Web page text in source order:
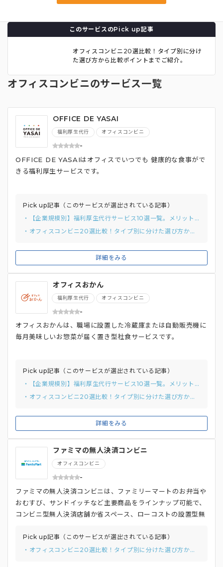
このサービスのPick up記事
オフィスコンビニ20選比較！タイプ別に分け
た選び方から比較ポイントまでご紹介。
オフィスコンビニのサービス一覧
OFFICE DE YASAI
福利厚生代行 オフィスコンビニ
-
詳細をみる
OFFICE DE YASAIはオフィスでいつでも 健康的な食事がで
きる福利厚生サービスです。
Pick up記事（このサービスが選出されている記事）
・【企業規模別】福利厚生代行サービス10選一覧。メリットや選び方のポイントを徹底解説
・オフィスコンビニ20選比較！タイプ別に分けた選び方から比較ポイントまでご紹介。
オフィスおかん
福利厚生代行 オフィスコンビニ
-
詳細をみる
オフィスおかんは、職場に設置した冷蔵庫または自動販売機に
毎月美味しいお惣菜が届く置き型社食サービスです。
Pick up記事（このサービスが選出されている記事）
・【企業規模別】福利厚生代行サービス10選一覧。メリットや選び方のポイントを徹底解説
・オフィスコンビニ20選比較！タイプ別に分けた選び方から比較ポイントまでご紹介。
ファミマの無人決済コンビニ
オフィスコンビニ
-
ファミマの無人決済コンビニは、ファミリーマートのお弁当や
おむすび、サンドイッチなど主要商品をラインナップ可能で、
コンビニ型無人決済店舗か省スペース、ローコストの設置型無
でる。」のスピーディーでスマートな買い物を実現しており、
スタッフと対面することなく、現金やクレジットカードなど
Pick up記事（このサービスが選出されている記事）
・オフィスコンビニ20選比較！タイプ別に分けた選び方から比較ポイントまでご紹介。